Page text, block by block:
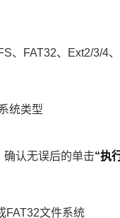
、FAT32、Ext2/3/4
认无误后的单击“执